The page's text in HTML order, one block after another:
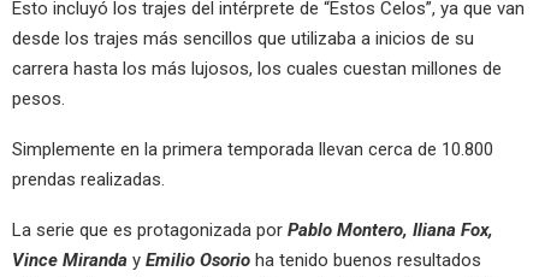
Esto incluyó los trajes del intérprete de “Estos Celos”, ya que van
desde los trajes más sencillos que utilizaba a inicios de su
carrera hasta los más lujosos, los cuales cuestan millones de
pesos.
Simplemente en la primera temporada llevan cerca de 10.800
prendas realizadas.
La serie que es protagonizada por Pablo Montero, Iliana Fox,
Vince Miranda y Emilio Osorio ha tenido buenos resultados